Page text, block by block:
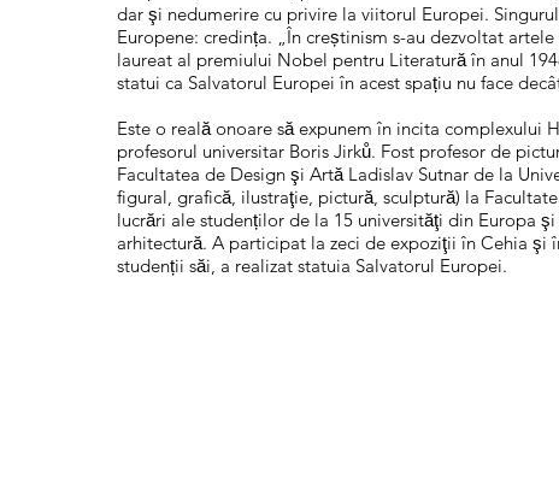
dar şi nedumerire cu privire la viitorul Europei.
Europene: credința. „În creștinism s-au dezvoltat
laureat al premiului Nobel pentru Literatură în anul
statui ca Salvatorul Europei în acest spațiu nu face
Este o reală onoare să expunem în incita
profesorul universitar Boris Jirků. Fost profesor de
Facultatea de Design şi Artă Ladislav Sutnar de la
figural, grafică, ilustraţie, pictură, sculptură) la
lucrări ale studenților de la 15 universităţi din Europa
arhitectură. A participat la zeci de expoziţii în Cehia
studenții săi, a realizat statuia Salvatorul Europei.